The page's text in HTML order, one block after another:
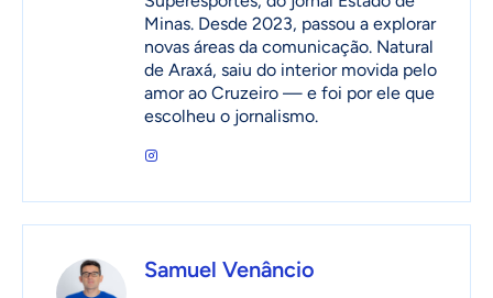
Minas. Desde 2023, passou a explorar
novas áreas da comunicação. Natural
de Araxá, saiu do interior movida pelo
amor ao Cruzeiro — e foi por ele que
escolheu o jornalismo.
Samuel Venâncio